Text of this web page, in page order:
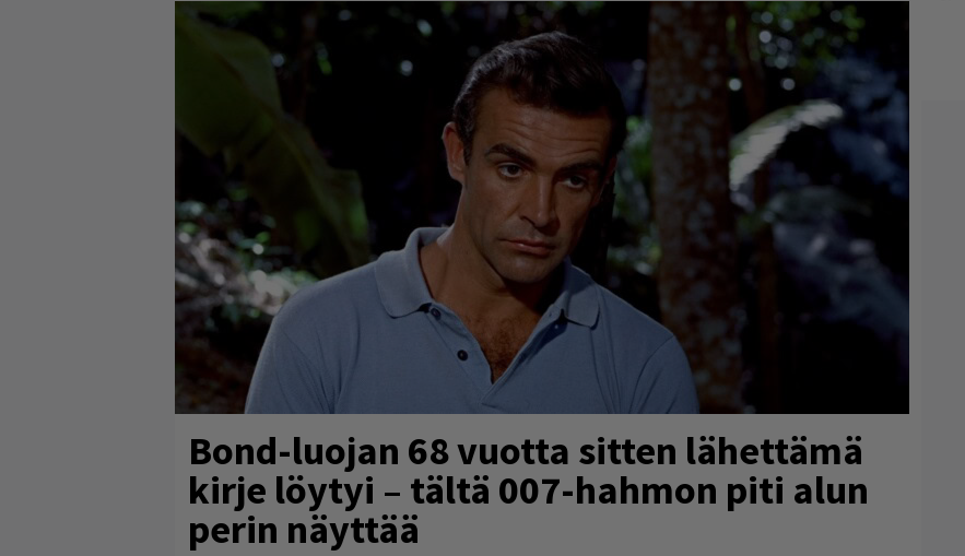
Bond-luojan 68 vuotta sitten lähettämä
kirje löytyi – tältä 007-hahmon piti alun
perin näyttää